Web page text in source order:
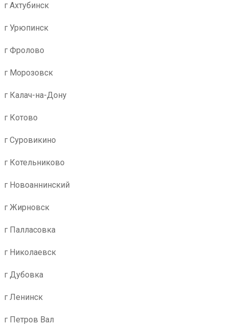
г Ахтубинск
г Урюпинск
г Фролово
г Морозовск
г Калач-на-Дону
г Котово
г Суровикино
г Котельниково
г Новоаннинский
г Жирновск
г Палласовка
г Николаевск
г Дубовка
г Ленинск
г Петров Вал